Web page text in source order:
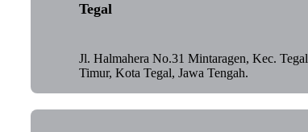
Tegal
Jl. Halmahera No.31 Mintaragen, Kec. Tegal
Timur, Kota Tegal, Jawa Tengah.